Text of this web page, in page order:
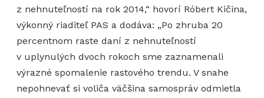
z nehnuteľností na rok 2014,“ hovorí Róbert Kičina,
výkonný riaditeľ PAS a dodáva: „Po zhruba 20
percentnom raste daní z nehnuteľností
v uplynulých dvoch rokoch sme zaznamenali
výrazné spomalenie rastového trendu. V snahe
nepohnevať si voliča väčšina samospráv odmietla